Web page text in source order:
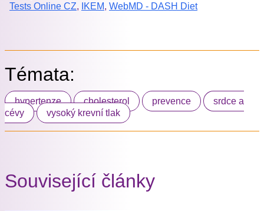
Tests Online CZ, IKEM, WebMD - DASH Diet
Témata:
hypertenze cholesterol prevence
srdce a
cévy
vysoký krevní tlak
Související články